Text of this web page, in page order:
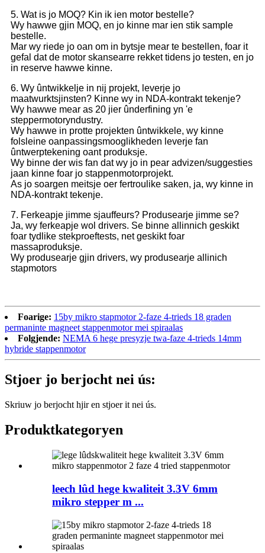
5. Wat is jo MOQ? Kin ik ien motor bestelle?
Wy hawwe gjin MOQ, en jo kinne mar ien stik sample
bestelle.
Mar wy riede jo oan om in bytsje mear te bestellen, foar it
gefal dat de motor skansearre rekket tidens jo testen, en jo
in reserve hawwe kinne.
6. Wy ûntwikkelje in nij projekt, leverje jo
maatwurktsjinsten? Kinne wy ​​in NDA-kontrakt tekenje?
Wy hawwe mear as 20 jier ûnderfining yn 'e
steppermotoryndustry.
Wy hawwe in protte projekten ûntwikkele, wy kinne
folsleine oanpassingsmooglikheden leverje fan
ûntwerptekening oant produksje.
Wy binne der wis fan dat wy jo in pear advizen/suggesties
jaan kinne foar jo stappenmotorprojekt.
As jo ​​soargen meitsje oer fertroulike saken, ja, wy kinne in
NDA-kontrakt tekenje.
7. Ferkeapje jimme sjauffeurs? Produsearje jimme se?
Ja, wy ferkeapje wol drivers. Se binne allinnich geskikt
foar tydlike stekproeftests, net geskikt foar
massaproduksje.
Wy produsearje gjin drivers, wy produsearje allinich
stapmotors
Foarige: 15by mikro stapmotor 2-faze 4-trieds 18 graden
permaninte magneet stappenmotor mei spiraalas
Folgjende: NEMA 6 hege presyzje twa-faze 4-trieds 14mm
hybride stappenmotor
Stjoer jo berjocht nei ús:
Skriuw jo berjocht hjir en stjoer it nei ús.
Produktkategoryen
leech lûd hege kwaliteit 3.3V 6mm
mikro stepper m ...